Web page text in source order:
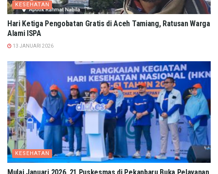
KESEHATAN
Hari Ketiga Pengobatan Gratis di Aceh Tamiang, Ratusan Warga
Alami ISPA
13 JANUARI 2026
KESEHATAN
Mulai Januari 2026, 21 Puskesmas di Pekanbaru Buka Pelayanan